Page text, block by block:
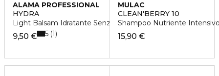
ALAMA PROFESSIONAL
HYDRA
Light Balsam Idratante Senza Risciacquo Capelli Secchi
9,50 € 5 1
MULAC
CLEAN'BERRY 10
Shampoo Nutriente
15,90 €